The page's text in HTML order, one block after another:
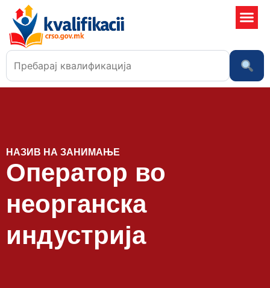
НАЗИВ НА ЗАНИМАЊЕ
Оператор во
неорганска
индустрија